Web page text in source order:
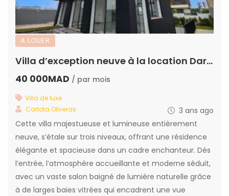
A LOUER
Villa d’exception neuve à la location Dar Bouazza
40 000MAD / par mois
Villa de luxe
Carlota Oliveras
3 ans ago
Cette villa majestueuse et lumineuse entièrement
neuve, s’étale sur trois niveaux, offrant une résidence
élégante et spacieuse dans un cadre enchanteur. Dès
l’entrée, l’atmosphère accueillante et moderne séduit,
avec un vaste salon baigné de lumière naturelle grâce
à de larges baies vitrées qui encadrent une vue